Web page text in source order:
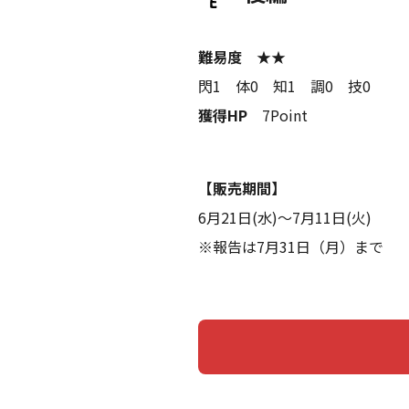
難易度 ★★
閃1 体0 知1 調0 技0
獲得HP 7Point
【販売期間】
6月21日(水)〜7月11日(火)
※報告は7月31日（月）まで